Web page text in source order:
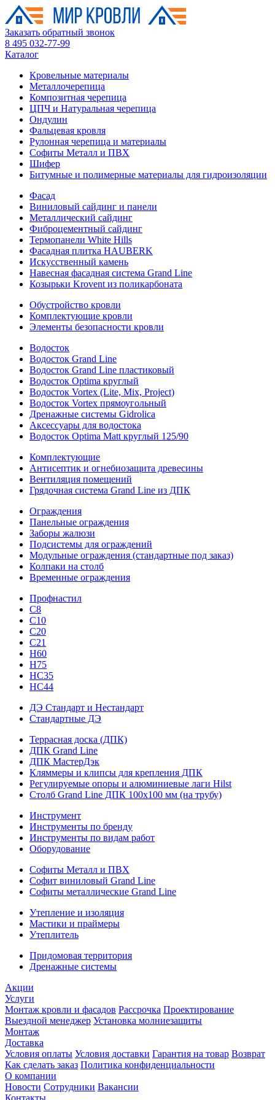
Заказать обратный звонок
8 495 032-77-99
Каталог
Кровельные материалы
Металлочерепица
Композитная черепица
ЦПЧ и Натуральная черепица
Ондулин
Фальцевая кровля
Рулонная черепица и материалы
Софиты Металл и ПВХ
Шифер
Битумные и полимерные материалы для гидроизоляции
Фасад
Виниловый сайдинг и панели
Металлический сайдинг
Фиброцементный сайдинг
Термопанели White Hills
Фасадная плитка HAUBERK
Искусственный камень
Навесная фасадная система Grand Line
Козырьки Krovent из поликарбоната
Обустройство кровли
Комплектующие кровли
Элементы безопасности кровли
Водосток
Водосток Grand Line
Водосток Grand Line пластиковый
Водосток Optima круглый
Водосток Vortex (Lite, Mix, Project)
Водосток Vortex прямоугольный
Дренажные системы Gidrolica
Аксессуары для водостока
Водосток Optima Matt круглый 125/90
Комплектующие
Антисептик и огнебиозащита древесины
Вентиляция помещений
Грядочная система Grand Line из ДПК
Ограждения
Панельные ограждения
Заборы жалюзи
Подсистемы для ограждений
Модульные ограждения (стандартные под заказ)
Колпаки на столб
Временные ограждения
Профнастил
С8
С10
С20
С21
H60
H75
HС35
НС44
ДЭ Стандарт и Нестандарт
Стандартные ДЭ
Террасная доска (ДПК)
ДПК Grand Line
ДПК МастерДэк
Кляммеры и клипсы для крепления ДПК
Регулируемые опоры и алюминиевые лаги Hilst
Столб Grand Line ДПК 100х100 мм (на трубу)
Инструмент
Инструменты по бренду
Инструменты по видам работ
Оборудование
Софиты Металл и ПВХ
Софит виниловый Grand Line
Софиты металлические Grand Line
Утепление и изоляция
Мастики и праймеры
Утеплитель
Придомовая территория
Дренажные системы
Акции
Услуги
Монтаж кровли и фасадов Рассрочка Проектирование
Выездной менеджер Установка молниезащиты
Монтаж
Доставка
Условия оплаты Условия доставки Гарантия на товар Возврат
Как сделать заказ Политика конфиденциальности
О компании
Новости Сотрудники Вакансии
Контакты